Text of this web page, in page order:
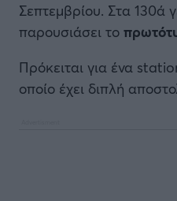
Σεπτεμβρίου. Στα 130ά
παρουσιάσει το
Πρόκειται για ένα
οποίο έχει διπλή